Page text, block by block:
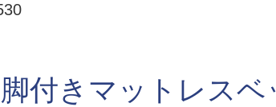
付きマットレスベ